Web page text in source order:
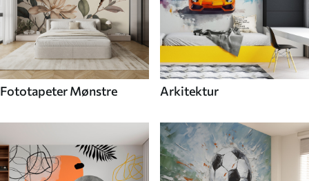
Fototapeter Mønstre Arkitektur